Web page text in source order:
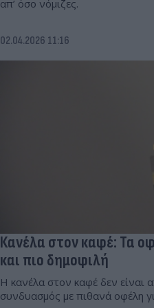
απ’ όσο νόμιζες.
02.04.2026 11:16
Κανέλα στον καφέ: Τα
και πιο δημοφιλή
Η κανέλα στον καφέ δεν είναι
συνδυασμός με πιθανά οφέλη